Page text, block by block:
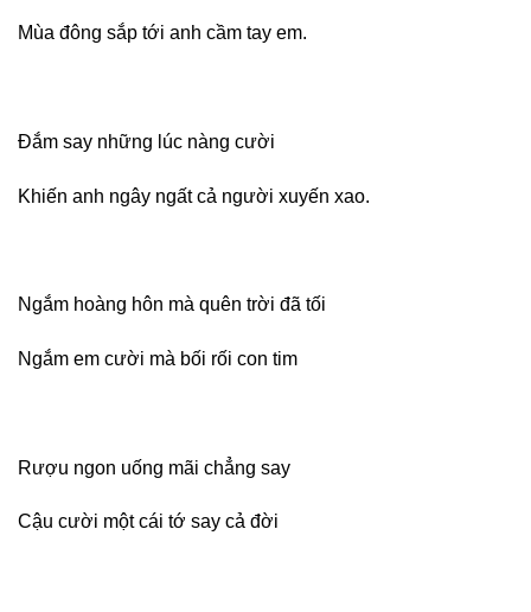
Mùa đông sắp tới anh cầm tay em.
Đắm say những lúc nàng cười
Khiến anh ngây ngất cả người xuyến xao.
Ngắm hoàng hôn mà quên trời đã tối
Ngắm em cười mà bối rối con tim
Rượu ngon uống mãi chẳng say
Cậu cười một cái tớ say cả đời